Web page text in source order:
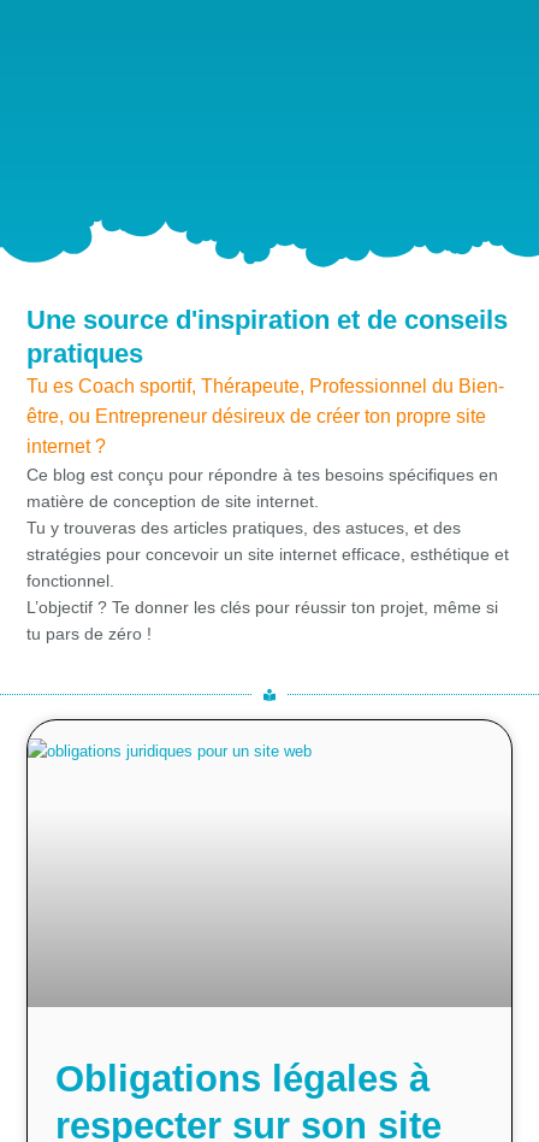
Une source d'inspiration et de conseils
pratiques
Tu es Coach sportif, Thérapeute, Professionnel du Bien-
être, ou Entrepreneur désireux de créer ton propre site
internet ?
Ce blog est conçu pour répondre à tes besoins spécifiques en
matière de conception de site internet.
Tu y trouveras des articles pratiques, des astuces, et des
stratégies pour concevoir un site internet efficace, esthétique et
fonctionnel.
L’objectif ? Te donner les clés pour réussir ton projet, même si
tu pars de zéro !
Obligations légales à
respecter sur son site